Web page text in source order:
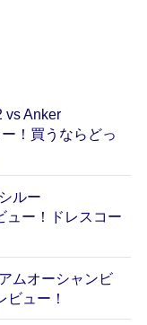
vs Anker
！買うならどっ
ルー
ュー！ドレスコー
ムオーシャンビ
ュー！